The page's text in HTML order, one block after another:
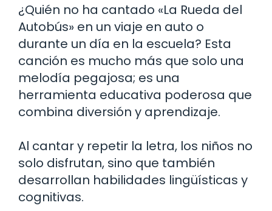
¿Quién no ha cantado «La Rueda del
Autobús» en un viaje en auto o
durante un día en la escuela? Esta
canción es mucho más que solo una
melodía pegajosa; es una
herramienta educativa poderosa que
combina diversión y aprendizaje.
Al cantar y repetir la letra, los niños no
solo disfrutan, sino que también
desarrollan habilidades lingüísticas y
cognitivas.